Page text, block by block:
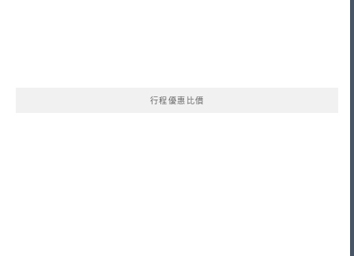
行程優惠比價